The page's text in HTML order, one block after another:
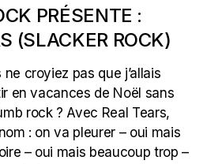
PRÉSENTE :
(SLACKER ROCK)
ne croyiez pas que j’allais
en vacances de Noël sans
rock ? Avec Real Tears,
: on va pleurer – oui mais
– oui mais beaucoup trop –